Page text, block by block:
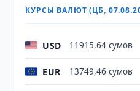
КУРСЫ ВАЛЮТ (ЦБ,
USD 11915,64 сумов
EUR 13749,46 сумов